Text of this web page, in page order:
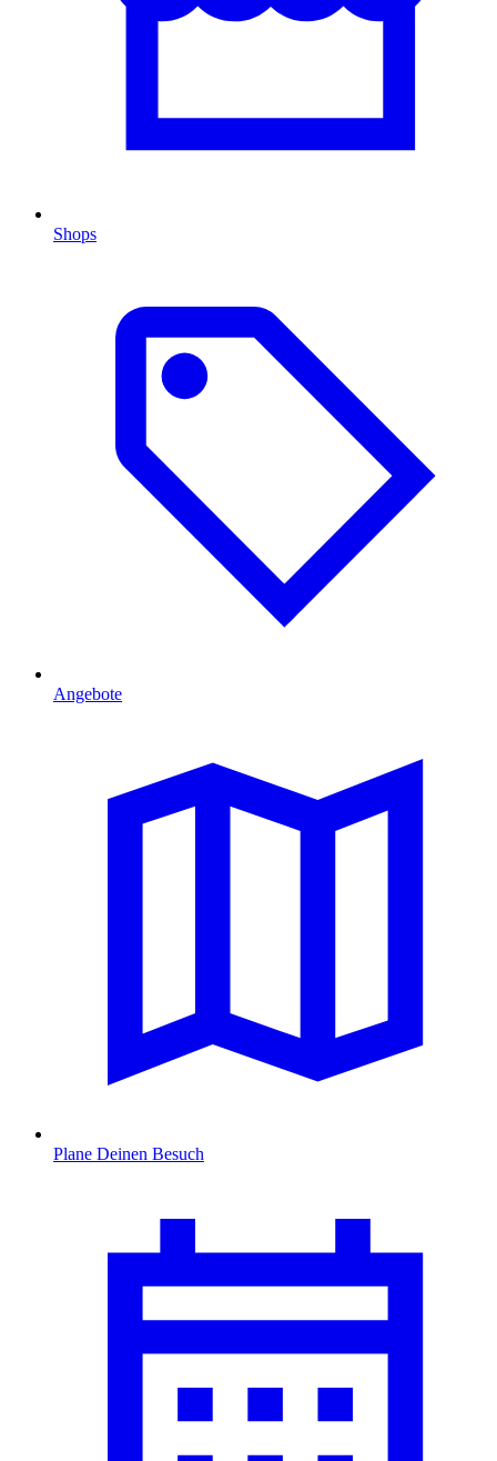
Shops
Angebote
Plane Deinen Besuch